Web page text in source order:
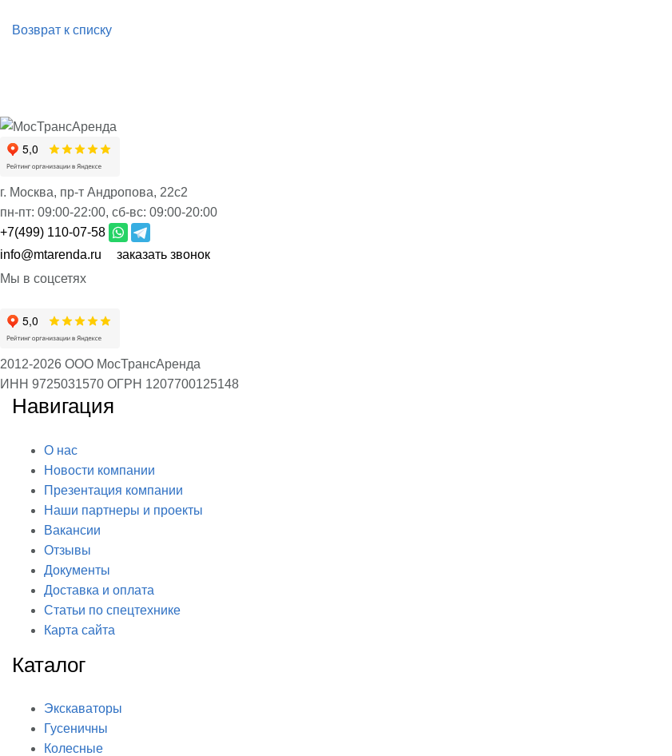
Возврат к списку
г. Москва, пр-т Андропова, 22с2
пн-пт: 09:00-22:00, сб-вс: 09:00-20:00
+7(499) 110-07-58
info@mtarenda.ru
заказать звонок
Мы в соцсетях
2012-2026 ООО МосТрансАренда
ИНН 9725031570 ОГРН 1207700125148
Навигация
О нас
Новости компании
Презентация компании
Наши партнеры и проекты
Вакансии
Отзывы
Документы
Доставка и оплата
Статьи по спецтехнике
Карта сайта
Каталог
Экскаваторы
Гусеничны
Колесные